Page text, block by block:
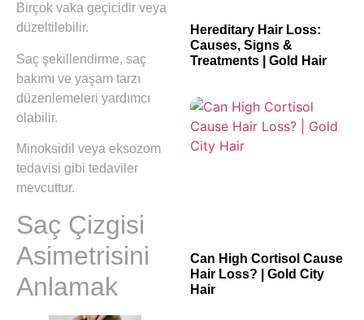
Birçok vaka geçicidir veya
düzeltilebilir.
Saç şekillendirme, saç
bakımı ve yaşam tarzı
düzenlemeleri yardımcı
olabilir.
Minoksidil veya eksozom
tedavisi gibi tedaviler
mevcuttur.
Saç Çizgisi
Asimetrisini
Anlamak
Hereditary Hair Loss:
Causes, Signs &
Treatments | Gold Hair
Can High Cortisol Cause
Hair Loss? | Gold City
Hair